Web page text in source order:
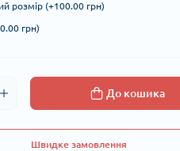
розмір (+100.00 грн)
грн)
До кошика
Швидке замовлення